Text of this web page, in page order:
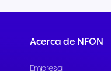
Acerca de NFON
Empresa